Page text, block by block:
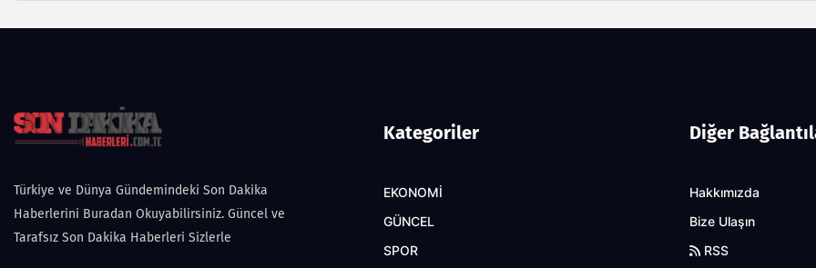
Türkiye ve Dünya Gündemindeki Son Dakika
Haberlerini Buradan Okuyabilirsiniz. Güncel ve
Tarafsız Son Dakika Haberleri Sizlerle
Kategoriler
EKONOMİ
GÜNCEL
SPOR
Diğer
Hakkımızda
Bize Ulaşın
RSS